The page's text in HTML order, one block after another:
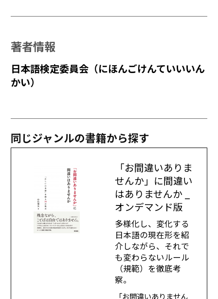
著者情報
日本語検定委員会（にほんごけんていいいん
かい）
同じジャンルの書籍から探す
「お間違いありま
せんか」に間違い
はありませんか _
オンデマンド版
多様化し、変化する
日本語の現在形を紹
介しながら、それで
も変わらないルール
（規範）を徹底考
察。
「お間違いありません